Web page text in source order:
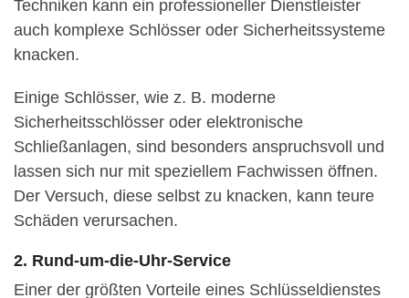
Techniken kann ein professioneller Dienstleister
auch komplexe Schlösser oder Sicherheitssysteme
knacken.
Einige Schlösser, wie z. B. moderne
Sicherheitsschlösser oder elektronische
Schließanlagen, sind besonders anspruchsvoll und
lassen sich nur mit speziellem Fachwissen öffnen.
Der Versuch, diese selbst zu knacken, kann teure
Schäden verursachen.
2. Rund-um-die-Uhr-Service
Einer der größten Vorteile eines Schlüsseldienstes